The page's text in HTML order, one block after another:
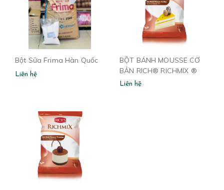
Bột Sữa Frima Hàn Quốc
Liên hệ
BỘT BÁNH MOUSSE CƠ
BẢN RICH® RICHMIX ®
Liên hệ